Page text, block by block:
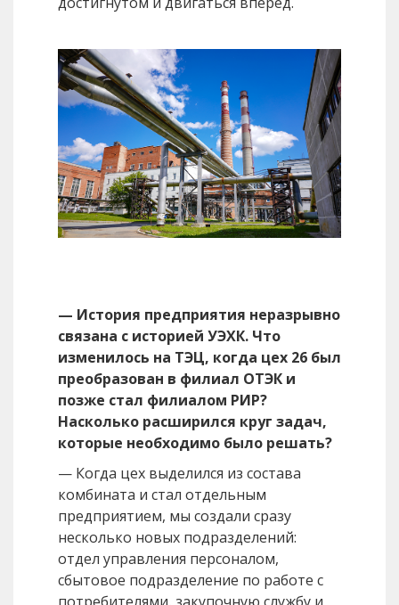
— История предприятия неразрывно
связана с историей УЭХК. Что
изменилось на ТЭЦ, когда цех 26 был
преобразован в филиал ОТЭК и
позже стал филиалом РИР?
Насколько расширился круг задач,
которые необходимо было решать?
— Когда цех выделился из состава
комбината и стал отдельным
предприятием, мы создали сразу
несколько новых подразделений:
отдел управления персоналом,
сбытовое подразделение по работе с